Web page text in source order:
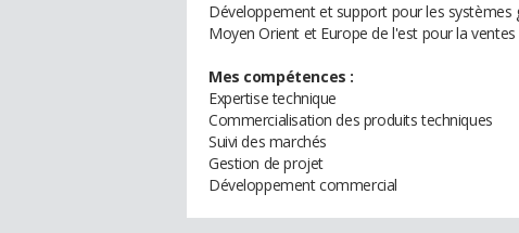
Développement et support pour les systèmes
Moyen Orient et Europe de l'est pour la
Mes compétences :
Expertise technique
Commercialisation des produits techniques
Suivi des marchés
Gestion de projet
Développement commercial